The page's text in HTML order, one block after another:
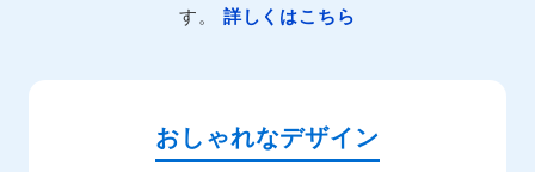
す。 詳しくはこちら
おしゃれなデザイン